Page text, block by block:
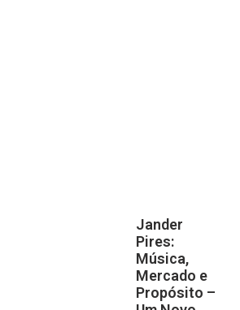
Jander
Pires:
Música,
Mercado e
Propósito –